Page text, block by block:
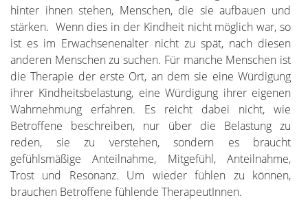
hinter ihnen stehen, Menschen, die sie aufbauen und
stärken. Wenn dies in der Kindheit nicht möglich war, so
ist es im Erwachsenenalter nicht zu spät, nach diesen
anderen Menschen zu suchen. Für manche Menschen ist
die Therapie der erste Ort, an dem sie eine Würdigung
ihrer Kindheitsbelastung, eine Würdigung ihrer eigenen
Wahrnehmung erfahren. Es reicht dabei nicht, wie
Betroffene beschreiben, nur über die Belastung zu
reden, sie zu verstehen, sondern es braucht
gefühlsmäßige Anteilnahme, Mitgefühl, Anteilnahme,
Trost und Resonanz. Um wieder fühlen zu können,
brauchen Betroffene fühlende TherapeutInnen.